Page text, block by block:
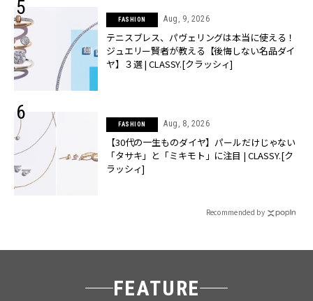
FASHION Aug, 9, 2026
テニスブレス、パヴェリングは本当に使える！
ジュエリー賢者が教える【後悔しない名品ダイ
ヤ】３選 | CLASSY.[クラッシィ]
FASHION Aug, 8, 2026
【30代の一生ものダイヤ】パールだけじゃない
「タサキ」と「ミキモト」に注目 | CLASSY.[ク
ラッシィ]
Recommended by
FEATURE